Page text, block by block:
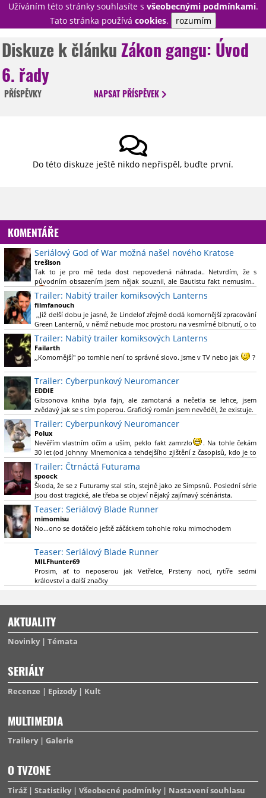
Užíváním této stránky souhlasíte s všeobecnými podmínkami.
Tato stránka používá cookies. rozumím
PŘIHLÁSIT
NOVINKY
TÉMATA
Diskuze k článkuZákon gangu: Úvod
6. řady
PŘÍSPĚVKY NAPSATPŘÍSPĚVEK
Do této diskuze ještě nikdo nepřispěl, buďte první.
KOMENTÁŘE
Seriálový God of War možná našel nového Kratose
trešlson
Tak to je pro mě teda dost nepovedená náhrada.. Netvrdím, že s
původním obsazením jsem nějak souznil, ale Bautistu fakt nemusim..
Trailer: Nabitý trailer komiksových Lanterns
filmfanouch
,,Již delší dobu je jasné, že Lindelof zřejmě dodá komornější zpracování
Green Lanternů, v němž nebude moc prostoru na vesmírné blbnutí, o to
více se ovšem bude moci nová adaptace odprostit třeba od filmového
Green Lanterna s Ryanem Reynoldsem.´´ Co je na tom
nesrozumitelného?
Trailer: Nabitý trailer komiksových Lanterns
Failarth
,,Komornější" po tomhle není to správné slovo. Jsme v TV nebo jak
?
Nebál bych se říct, že to vypadá skvěle jak po stránce kvantity materiálu,
tak i formou.
Výběr Ulricha Tomsena pro mě velké překvapení a velmi zajímavá volba
bravo.
Chandler je lepší a lepší s každou novou scénou.
Komiksy to mají ted´těžké, paradoxně tomu škodí to všechno kolem
(DC nebo MCU to je buřt) , ale nezasloužilo by si to zářez jen kvůli tomu.
Držím tomu palce.
Trailer: Cyberpunkový Neuromancer
EDDIE
Gibsonova kniha byla fajn, ale zamotaná a nečetla se lehce, jsem
zvědavý jak se s tím poperou. Grafický román jsem nevěděl, že existuje.
Trailer: Cyberpunkový Neuromancer
Polux
Nevěřím vlastním očím a uším, peklo fakt zamrzlo
. Na tohle čekám
30 let (od Johnny Mnemonica a tehdejšího zjištění z časopisů, kdo je to
Gibson a co je jeho debutová kniha zač), přičemž 25 let (od Matrixu,
který pojem cyberpunk dostal do povědomí i obyčejného diváka a
nikoliv fanouška žánru) marně doufám, že si po řadě "duchovních
nástupců", kteří přišli poté (Ghost In The Shell, Alita: Battle Angel,
Altered Carbon, Blade Runner 2049, Cyberpunk 2077, atd.), někdo
konečně vzpomene i na bibli cyberpunku, se kterou to všechno začalo.
Teď už nezbývá nic jiného než se tiše modlit a doufat, že to bude stát za
to
. Plus kudos za sázku na seriál a nikoliv film, snad tvůrci tu
Trailer: Čtrnáctá Futurama
spoock
Škoda, že se z Futuramy stal stín, stejně jako ze Simpsnů. Poslední série
jsou dost tragické, ale třeba se objeví nějaký zajímavý scénárista.
Nedávno začala vycházet nová řada Ricka a Mortyho a já z úžasem zjistil,
že se na to dá opět koukat.
Teaser: Seriálový Blade Runner
mimomisu
No...ono se dotáčelo ještě záčátkem tohohle roku mimochodem
Teaser: Seriálový Blade Runner
MILFhunter69
Prosim, ať to neposerou jak Vetřelce, Prsteny noci, rytíře sedmi
království a další značky
AKTUALITY
Novinky Témata
SERIÁLY
Recenze Epizody Kult
MULTIMEDIA
Trailery Galerie
O TVZONE
Tiráž Statistiky Všeobecné podmínky Nastavení souhlasu